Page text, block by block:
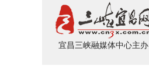
宜昌三峡融媒体中心主办